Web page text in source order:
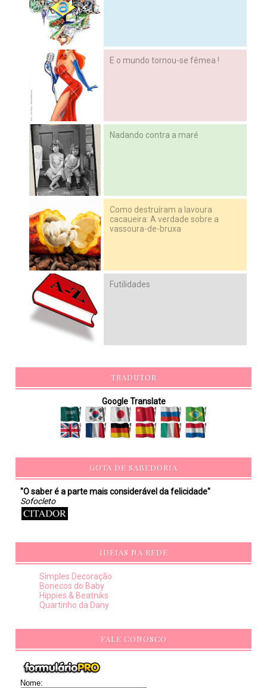
E o mundo tornou-se fêmea !
Nadando contra a maré
Como destruíram a lavoura
cacaueira: A verdade sobre a
vassoura-de-bruxa
Futilidades
TRADUTOR
Google Translate
GOTA DE SABEDORIA
"O saber é a parte mais considerável da felicidade"
Sofocleto
IDEIAS NA REDE
Simples Decoração
Bonecos do Baby
Hippies & Beatniks
Quartinho da Dany
FALE CONOSCO
Nome: